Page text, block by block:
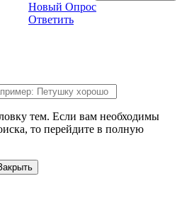
Новый Опрос
Ответить
тем. Если вам необходимы
то перейдите в полную